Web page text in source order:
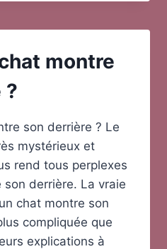
montre
?
son derrière ? Le
mystérieux et
rend tous perplexes
son derrière. La vraie
chat montre son
compliquée que
explications à